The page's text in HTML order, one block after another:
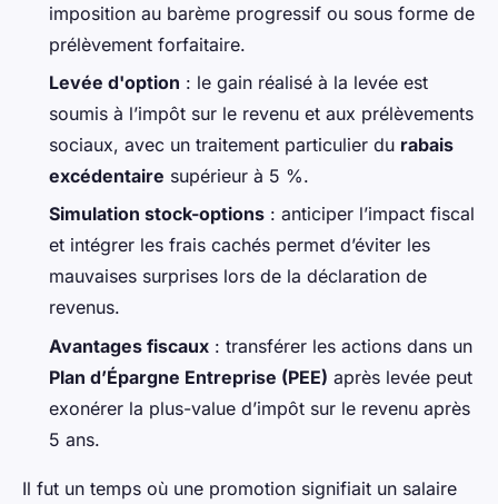
imposition au barème progressif ou sous forme de
prélèvement forfaitaire.
Levée d'option : le gain réalisé à la levée est
soumis à l’impôt sur le revenu et aux prélèvements
sociaux, avec un traitement particulier du rabais
excédentaire supérieur à 5 %.
Simulation stock-options : anticiper l’impact fiscal
et intégrer les frais cachés permet d’éviter les
mauvaises surprises lors de la déclaration de
revenus.
Avantages fiscaux : transférer les actions dans un
Plan d’Épargne Entreprise (PEE) après levée peut
exonérer la plus-value d’impôt sur le revenu après
5 ans.
Il fut un temps où une promotion signifiait un salaire